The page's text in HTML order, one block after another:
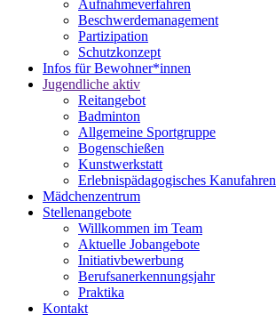
Aufnahmeverfahren
Beschwerdemanagement
Partizipation
Schutzkonzept
Infos für Bewohner*innen
Jugendliche aktiv
Reitangebot
Badminton
Allgemeine Sportgruppe
Bogenschießen
Kunstwerkstatt
Erlebnispädagogisches Kanufahren
Mädchenzentrum
Stellenangebote
Willkommen im Team
Aktuelle Jobangebote
Initiativbewerbung
Berufsanerkennungsjahr
Praktika
Kontakt